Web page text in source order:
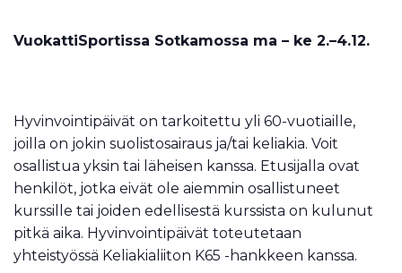
VuokattiSportissa Sotkamossa ma – ke 2.–4.12.
Hyvinvointipäivät on tarkoitettu yli 60-vuotiaille,
joilla on jokin suolistosairaus ja/tai keliakia. Voit
osallistua yksin tai läheisen kanssa. Etusijalla ovat
henkilöt, jotka eivät ole aiemmin osallistuneet
kurssille tai joiden edellisestä kurssista on kulunut
pitkä aika. Hyvinvointipäivät toteutetaan
yhteistyössä Keliakialiiton K65 -hankkeen kanssa.